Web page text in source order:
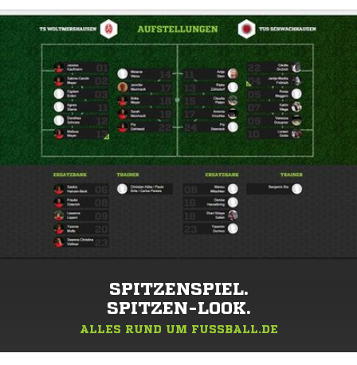
SPITZENSPIEL.
SPITZEN-LOOK.
ALLES RUND UM FUSSBALL.DE